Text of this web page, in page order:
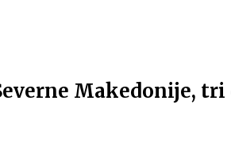
Makedonije, tri